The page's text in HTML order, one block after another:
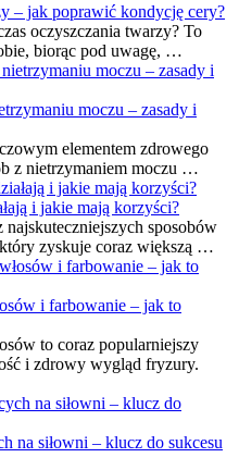
– jak poprawić kondycję cery?
oczyszczania twarzy? To
biorąc pod uwagę, …
moczu – zasady i
elementem zdrowego
z nietrzymaniem moczu …
i jakie mają korzyści?
sposobów
zyskuje coraz większą …
i farbowanie – jak to
to coraz popularniejszy
i zdrowy wygląd fryzury.
na siłowni – klucz do sukcesu